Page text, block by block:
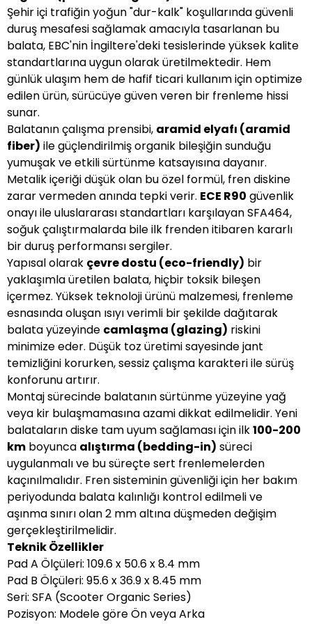
Şehir içi trafiğin yoğun "dur-kalk" koşullarında güvenli
duruş mesafesi sağlamak amacıyla tasarlanan bu
balata, EBC'nin İngiltere'deki tesislerinde yüksek kalite
standartlarına uygun olarak üretilmektedir. Hem
günlük ulaşım hem de hafif ticari kullanım için optimize
edilen ürün, sürücüye güven veren bir frenleme hissi
sunar.
Balatanın çalışma prensibi, aramid elyafı (aramid
fiber) ile güçlendirilmiş organik bileşiğin sunduğu
yumuşak ve etkili sürtünme katsayısına dayanır.
Metalik içeriği düşük olan bu özel formül, fren diskine
zarar vermeden anında tepki verir. ECE R90 güvenlik
onayı ile uluslararası standartları karşılayan SFA464,
soğuk çalıştırmalarda bile ilk frenden itibaren kararlı
bir duruş performansı sergiler.
Yapısal olarak çevre dostu (eco-friendly) bir
yaklaşımla üretilen balata, hiçbir toksik bileşen
içermez. Yüksek teknoloji ürünü malzemesi, frenleme
esnasında oluşan ısıyı verimli bir şekilde dağıtarak
balata yüzeyinde camlaşma (glazing) riskini
minimize eder. Düşük toz üretimi sayesinde jant
temizliğini korurken, sessiz çalışma karakteri ile sürüş
konforunu artırır.
Montaj sürecinde balatanın sürtünme yüzeyine yağ
veya kir bulaşmamasına azami dikkat edilmelidir. Yeni
balataların diske tam uyum sağlaması için ilk100-200
km boyunca alıştırma (bedding-in) süreci
uygulanmalı ve bu süreçte sert frenlemelerden
kaçınılmalıdır. Fren sisteminin güvenliği için her bakım
periyodunda balata kalınlığı kontrol edilmeli ve
aşınma sınırı olan 2 mm altına düşmeden değişim
gerçekleştirilmelidir.
Teknik Özellikler
Pad A Ölçüleri: 109.6 x 50.6 x 8.4 mm
Pad B Ölçüleri: 95.6 x 36.9 x 8.45 mm
Seri: SFA (Scooter Organic Series)
Pozisyon: Modele göre Ön veya Arka